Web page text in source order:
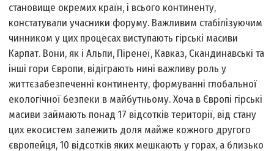
становище окремих країн, і всього континенту,
констатували учасники форуму. Важливим стабілізуючим
чинником у цих процесах виступають гірські масиви
Карпат. Вони, як і Альпи, Піренеї, Кавказ, Скандинавські та
інші гори Європи, відіграють нині важливу роль у
життєзабезпеченні континенту, формуванні глобальної
екологічної безпеки в майбутньому. Хоча в Європі гірські
масиви займають понад 17 відсотків території, від стану
цих екосистем залежить доля майже кожного другого
європейця, 10 відсотків яких мешкають у горах, а близько